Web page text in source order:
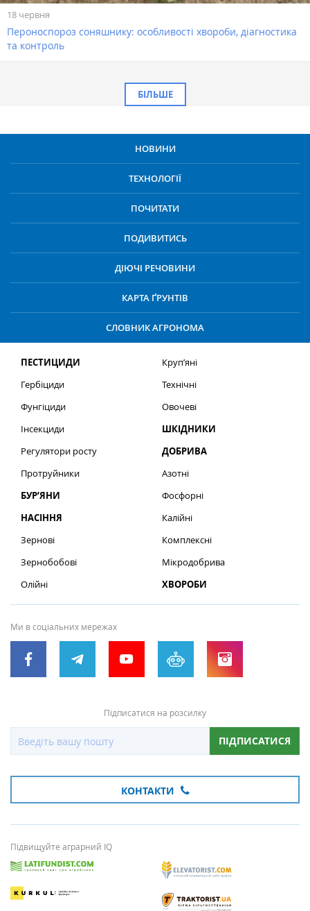
18 червня
Пероноспороз соняшнику: особливості хвороби, діагностика
та контроль
БІЛЬШЕ
НОВИНИ
ТЕХНОЛОГІЇ
ПОЧИТАТИ
ПОДИВИТИСЬ
ДІЮЧІ РЕЧОВИНИ
КАРТА ҐРУНТІВ
СЛОВНИК АГРОНОМА
ПЕСТИЦИДИ
Гербіциди
Фунгіциди
Інсекциди
Регулятори росту
Протруйники
БУР’ЯНИ
НАСІННЯ
Зернові
Зернобобові
Олійні
Круп’яні
Технічні
Овочеві
ШКІДНИКИ
ДОБРИВА
Азотні
Фосфорні
Калійні
Комплексні
Мікродобрива
ХВОРОБИ
Ми в соціальних мережах
Підписатися на розсилку
ПІДПИСАТИСЯ
КОНТАКТИ
Підвищуйте аграрний IQ